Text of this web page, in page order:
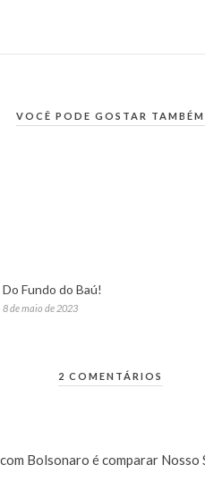
VOCÊ PODE GOSTAR TAMBÉM
Do Fundo do Baú!
8 de maio de 2023
2 COMENTÁRIOS
Bolsonaro é comparar Nosso